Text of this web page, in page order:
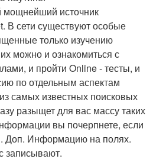
мощнейший источник
В сети существуют особые
только изучению
можно и ознакомиться с
и пройти Online - тесты, и
по отдельным аспектам
самых известных поисковых
разыщет для вас массу таких
вы почерпнете, если
Доп. Информацию на полях.
записывают.